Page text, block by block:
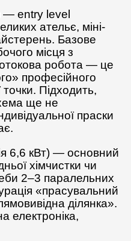
— entry level
ательє, міні-
Базове
місця з
робота — це
професійного
Підходить,
ще не
праски
6,6 кВт) — основний
хімчистки чи
2–3 паралельних
«прасувальний
ділянка».
електроніка,